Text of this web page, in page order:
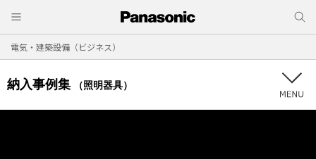
電気・建築設備（ビジネス）
納入事例集 （照明器具）